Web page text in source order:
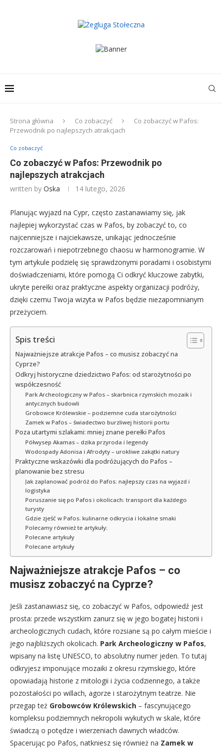
Strona główna Co zobaczyć
Co zobaczyć w Pafos:
Przewodnik po najlepszych atrakcjach
Co zobaczyć
Co zobaczyć w Pafos: Przewodnik po
najlepszych atrakcjach
written by Oska 14 lutego, 2026
Planując wyjazd na Cypr, często zastanawiamy się, jak
najlepiej wykorzystać czas w Pafos, by zobaczyć to, co
najcenniejsze i najciekawsze, unikając jednocześnie
rozczarowań i niepotrzebnego chaosu w harmonogramie. W
tym artykule podzielę się sprawdzonymi poradami i osobistymi
doświadczeniami, które pomogą Ci odkryć kluczowe zabytki,
ukryte perełki oraz praktyczne aspekty organizacji podróży,
dzięki czemu Twoja wizyta w Pafos będzie niezapomnianym
przeżyciem.
Spis treści
Najważniejsze atrakcje Pafos – co musisz zobaczyć na
Cyprze?
Odkryj historyczne dziedzictwo Pafos: od starożytności po
współczesność
Park Archeologiczny w Pafos – skarbnica rzymskich mozaik i
antycznych budowli
Grobowce Królewskie – podziemne cuda starożytności
Zamek w Pafos – świadectwo burzliwej historii portu
Poza utartymi szlakami: mniej znane perełki Pafos
Półwysep Akamas – dzika przyroda i legendy
Wodospady Adonisa i Afrodyty – urokliwe zakątki natury
Praktyczne wskazówki dla podróżujących do Pafos –
planowanie bez stresu
Jak zaplanować podróż do Pafos: najlepszy czas na wyjazd i
logistyka
Poruszanie się po Pafos i okolicach: transport dla każdego
turysty
Gdzie zjeść w Pafos: kulinarne odkrycia i lokalne smaki
Polecamy również te artykuły:
Polecane artykuły
Polecane artykuły
Najważniejsze atrakcje Pafos – co
musisz zobaczyć na Cyprze?
Jeśli zastanawiasz się, co zobaczyć w Pafos, odpowiedź jest
prosta: przede wszystkim zanurz się w jego bogatej historii i
archeologicznych cudach, które rozsiane są po całym mieście i
jego najbliższych okolicach. Park Archeologiczny w Pafos,
wpisany na listę UNESCO, to absolutny numer jeden. To tutaj
odkryjesz imponujące mozaiki z okresu rzymskiego, które
opowiadają historie z mitologii i życia codziennego, a także
pozostałości po willach, agorze i starożytnym teatrze. Nie
przegap też Grobowców Królewskich – fascynującego
kompleksu podziemnych nekropolii wykutych w skale, które
świadczą o potędze i wierzeniach dawnych władców.
Spacerując po Pafos, natkniesz się również na Zamek w